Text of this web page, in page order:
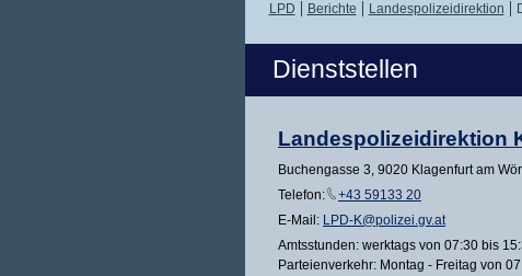
LPD Berichte Landespolizeidirektion
Dienststellen
Landespolizeidirektion
Buchengasse 3, 9020 Klagenfurt am
Telefon:
+43 59133 20
E-Mail: LPD-K@polizei.gv.at
Amtsstunden: werktags von 07:30 bis
Parteienverkehr: Montag - Freitag von